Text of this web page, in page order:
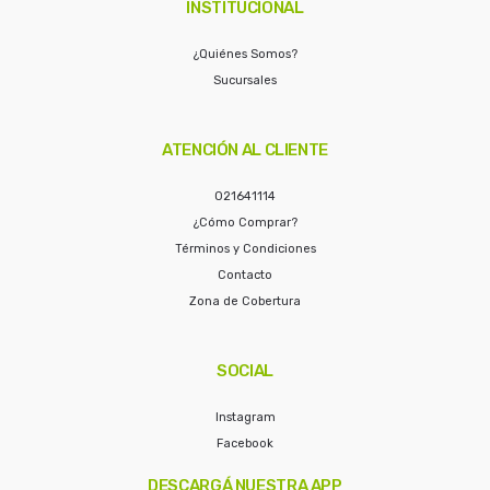
INSTITUCIONAL
¿Quiénes Somos?
Sucursales
ATENCIÓN AL CLIENTE
021641114
¿Cómo Comprar?
Términos y Condiciones
Contacto
Zona de Cobertura
SOCIAL
Instagram
Facebook
DESCARGÁ NUESTRA APP